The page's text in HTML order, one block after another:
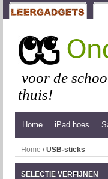
voor de
thuis!
Home iPad hoes
Home /USB-sticks
SELECTIE VERFIJNEN